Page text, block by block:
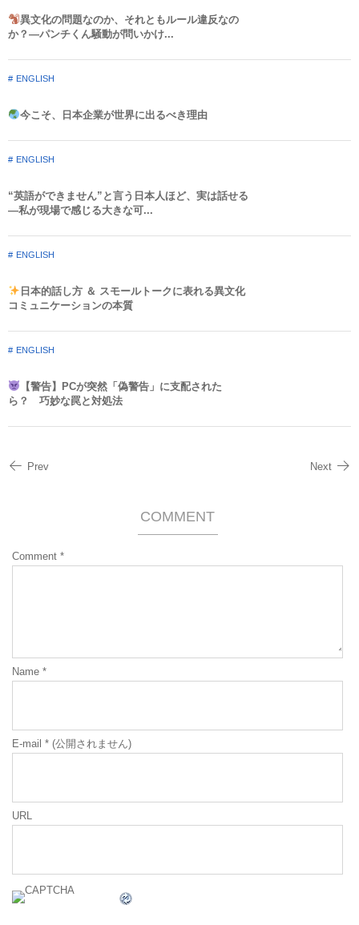
異文化の問題なのか、それともルール違反なの
か？—パンチくん騒動が問いかけ...
ENGLISH
今こそ、日本企業が世界に出るべき理由
ENGLISH
“英語ができません”と言う日本人ほど、実は話せる
—私が現場で感じる大きな可...
ENGLISH
日本的話し方 ＆ スモールトークに表れる異文化
コミュニケーションの本質
ENGLISH
【警告】PCが突然「偽警告」に支配された
ら？ 巧妙な罠と対処法
Prev Next
COMMENT
Comment *
Name *
E-mail * (公開されません)
URL